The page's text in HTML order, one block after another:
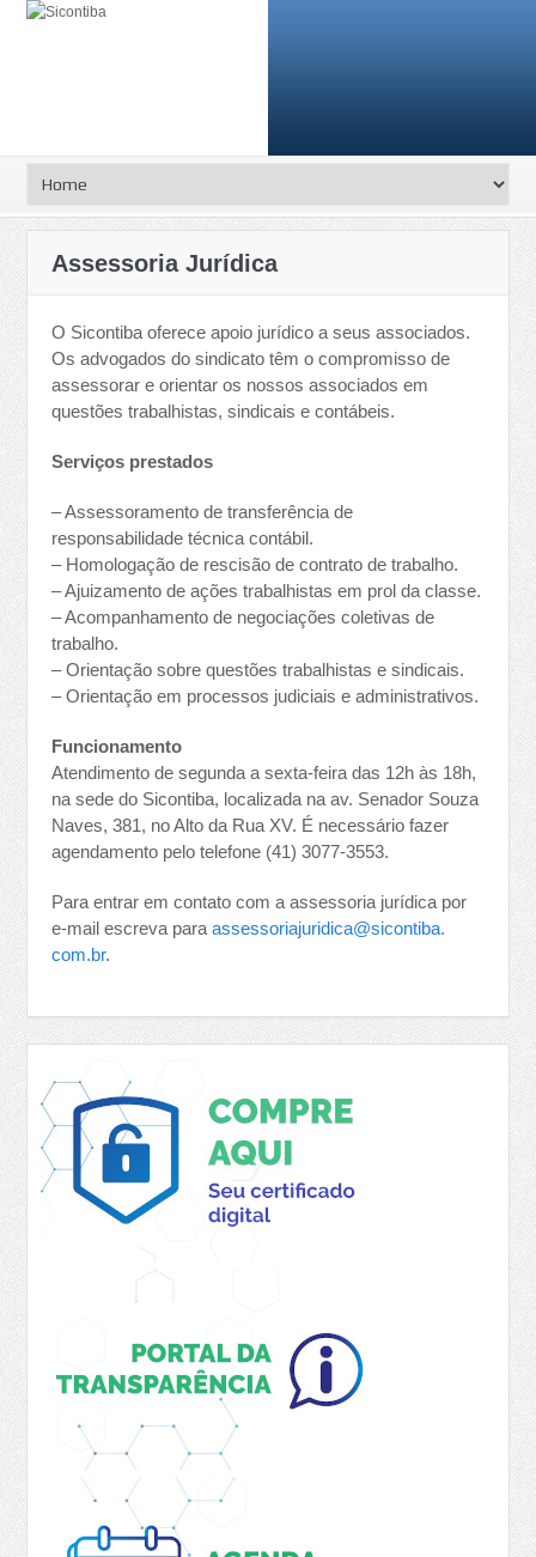
Assessoria Jurídica
O Sicontiba oferece apoio jurídico a seus associados.
Os advogados do sindicato têm o compromisso de
assessorar e orientar os nossos associados em
questões trabalhistas, sindicais e contábeis.
Serviços prestados
– Assessoramento de transferência de
responsabilidade técnica contábil.
– Homologação de rescisão de contrato de trabalho.
– Ajuizamento de ações trabalhistas em prol da classe.
– Acompanhamento de negociações coletivas de
trabalho.
– Orientação sobre questões trabalhistas e sindicais.
– Orientação em processos judiciais e administrativos.
Funcionamento
Atendimento de segunda a sexta-feira das 12h às 18h,
na sede do Sicontiba, localizada na av. Senador Souza
Naves, 381, no Alto da Rua XV. É necessário fazer
agendamento pelo telefone (41) 3077-3553.
Para entrar em contato com a assessoria jurídica por
e-mail escreva paraassessoriajuridica@sicontiba.
com.br.